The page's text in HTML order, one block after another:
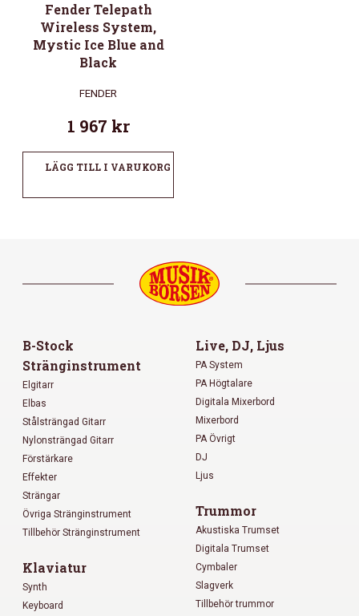
Fender Telepath
Wireless System,
Mystic Ice Blue and
Black
FENDER
1 967 kr
LÄGG TILL I VARUKORG
B-Stock
Stränginstrument
Elgitarr
Elbas
Stålsträngad Gitarr
Nylonsträngad Gitarr
Förstärkare
Effekter
Strängar
Övriga Stränginstrument
Tillbehör Stränginstrument
Klaviatur
Synth
Keyboard
Live, DJ, Ljus
PA System
PA Högtalare
Digitala Mixerbord
Mixerbord
PA Övrigt
DJ
Ljus
Trummor
Akustiska Trumset
Digitala Trumset
Cymbaler
Slagverk
Tillbehör trummor